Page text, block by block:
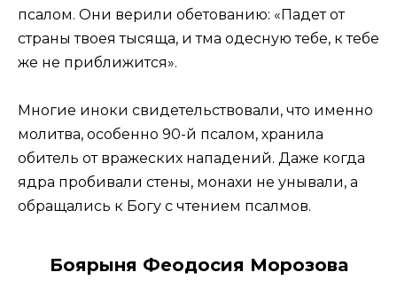
псалом. Они верили обетованию: «Падет от
страны твоея тысяща, и тма одесную тебе, к тебе
же не приближится».
Многие иноки свидетельствовали, что именно
молитва, особенно 90-й псалом, хранила
обитель от вражеских нападений. Даже когда
ядра пробивали стены, монахи не унывали, а
обращались к Богу с чтением псалмов.
Боярыня Феодосия Морозова